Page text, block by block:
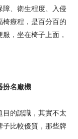
障、衛生程度、入侵
療程，是百分百的
，坐在椅子上面，
扮名廠機
的認識，其實不太
子比較優質，那些牌